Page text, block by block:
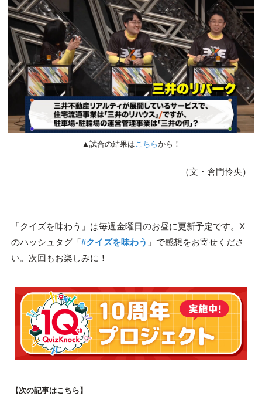
▲試合の結果は こちらから！
（文・倉門怜央）
「クイズを味わう」は毎週金曜日のお昼に更新予定です。X
のハッシュタグ「#クイズを味わう 」で感想をお寄せくださ
い。次回もお楽しみに！
【次の記事はこちら】